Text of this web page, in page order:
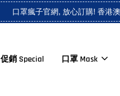
口罩瘋子官網, 放心訂購! 香港
促銷 Special 口罩 Mask